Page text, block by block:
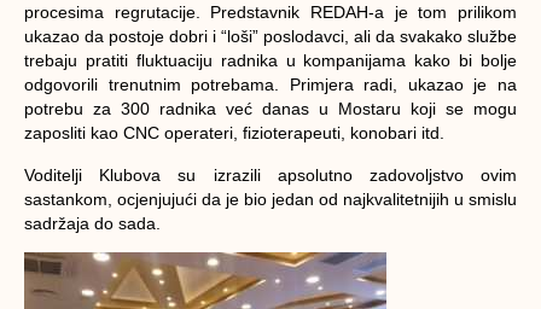
procesima regrutacije. Predstavnik REDAH-a je tom prilikom
ukazao da postoje dobri i “loši” poslodavci, ali da svakako službe
trebaju pratiti fluktuaciju radnika u kompanijama kako bi bolje
odgovorili trenutnim potrebama. Primjera radi, ukazao je na
potrebu za 300 radnika već danas u Mostaru koji se mogu
zaposliti kao CNC operateri, fizioterapeuti, konobari itd.
Voditelji Klubova su izrazili apsolutno zadovoljstvo ovim
sastankom, ocjenjujući da je bio jedan od najkvalitetnijih u smislu
sadržaja do sada.